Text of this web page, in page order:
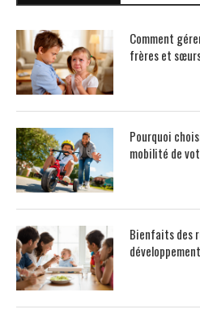
Comment
frères et
Pourquoi
mobilité de
Bienfaits des